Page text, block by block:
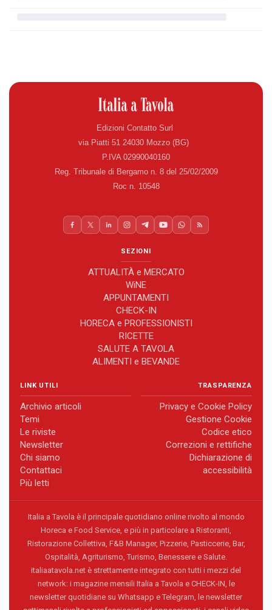
Edizioni Contatto Surl
via Piatti 51 24030 Mozzo (BG)
P.IVA 02990040160
Reg. Tribunale di Bergamo n. 8 del 25/02/2009
Roc n. 10548
SEZIONI
ATTUALITÀ e MERCATO
WiNE
APPUNTAMENTI
CHECK-IN
HORECA e PROFESSIONISTI
RICETTE
SALUTE A TAVOLA
ALIMENTI e BEVANDE
LINK UTILI
Archivio articoli
Temi
Le riviste
Newsletter
Chi siamo
Contattaci
Più letti
TRASPARENZA
Privacy e Cookie Policy
Gestione Cookie
Codice etico
Correzioni e rettifiche
Dichiarazione di
accessibilità
Italia a Tavola è il principale quotidiano online rivolto al mondo
Horeca e Food Service, e più in particolare a Ristoranti,
Ristorazione Collettiva, F&B Manager, Pizzerie, Pasticcerie, Bar,
Ospitalità, Agriturismo, Turismo, Benessere e Salute.
italiaatavola.net è strettamente integrato con tutti i mezzi del
network: i magazine mensili Italia a Tavola e CHECK-IN, le
newsletter quotidiane su Whatsapp e Telegram, le newsletter